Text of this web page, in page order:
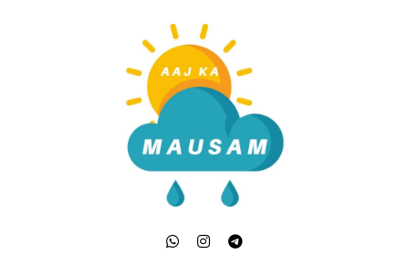
Aaj Ka Mausam | आज